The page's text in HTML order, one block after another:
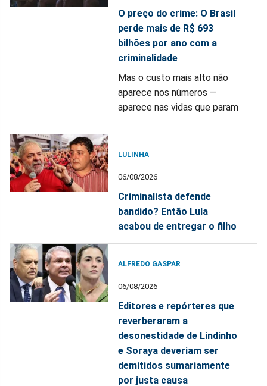
O preço do crime: O Brasil
perde mais de R$ 693
bilhões por ano com a
criminalidade
Mas o custo mais alto não
aparece nos números —
aparece nas vidas que param
LULINHA
06/08/2026
Criminalista defende
bandido? Então Lula
acabou de entregar o filho
ALFREDO GASPAR
06/08/2026
Editores e repórteres que
reverberaram a
desonestidade de Lindinho
e Soraya deveriam ser
demitidos sumariamente
por justa causa